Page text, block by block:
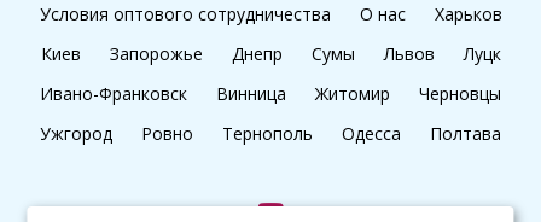
Условия оптового сотрудничества
О нас
Харьков
Киев
Запорожье Днепр Сумы Львов
Луцк
Ивано-Франковск
Винница Житомир
Черновцы
Ужгород
Ровно Тернополь Одесса Полтава